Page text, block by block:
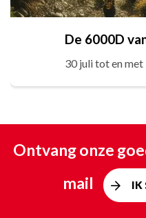
De 6000D
30 juli tot en met
Ontvang onze
mail
IK